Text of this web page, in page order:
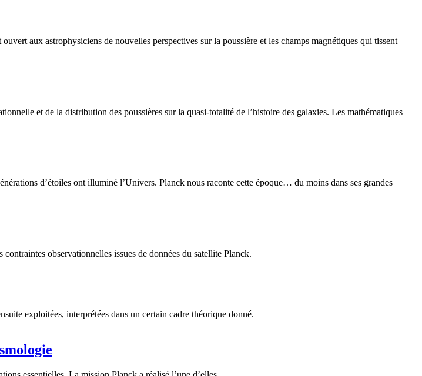
aux astrophysiciens de nouvelles perspectives sur la poussière et les champs magnétiques qui tissent
et de la distribution des poussières sur la quasi-totalité de l’histoire des galaxies. Les mathématiques
d’étoiles ont illuminé l’Univers. Planck nous raconte cette époque… du moins dans ses grandes
observationnelles issues de données du satellite Planck.
exploitées, interprétées dans un certain cadre théorique donné.